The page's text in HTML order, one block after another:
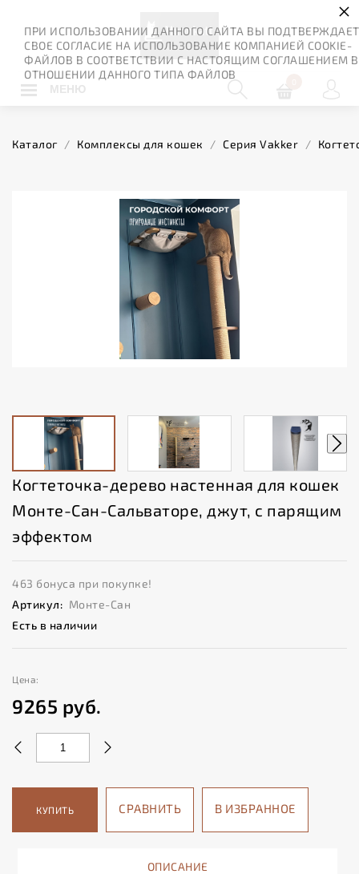
МЕНЮ
Каталог / Комплексы для кошек / Серия Vakker /
Когтеточка-дерево настенная для кошек
Монте-Сан-Сальваторе, джут, с парящим
эффектом
463 бонуса при покупке!
Артикул: Монте-Сан
Есть в наличии
Цена:
9265 руб.
КУПИТЬ СРАВНИТЬ В ИЗБРАННОЕ
ОПИСАНИЕ
ПРИ ИСПОЛЬЗОВАНИИ ДАННОГО САЙТА ВЫ
СВОЕ СОГЛАСИЕ НА ИСПОЛЬЗОВАНИЕ КОМПАНИЕЙ COOKIE-
ФАЙЛОВ В СООТВЕТСТВИИ С НАСТОЯЩИМ СОГЛАШЕНИЕМ В
ОТНОШЕНИИ ДАННОГО ТИПА ФАЙЛОВ
×